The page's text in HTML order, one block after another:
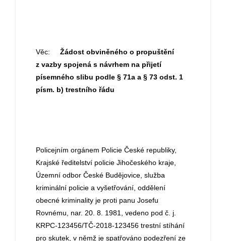
Věc: Žádost obviněného o propuštění
z vazby spojená s návrhem na přijetí
písemného slibu podle § 71a a § 73 odst. 1
písm. b) trestního řádu
Policejním orgánem Policie České republiky,
Krajské ředitelství policie Jihočeského kraje,
Územní odbor České Budějovice, služba
kriminální policie a vyšetřování, oddělení
obecné kriminality je proti panu Josefu
Rovnému, nar. 20. 8. 1981, vedeno pod č. j.
KRPC-123456/TČ-2018-123456 trestní stíhání
pro skutek, v němž je spatřováno podezření ze